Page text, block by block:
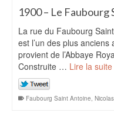
1900 – Le Faubourg
La rue du Faubourg
est l’un des plus
provient de l’Abbaye
Construite … Lire la suite
Faubourg Saint Antoine,